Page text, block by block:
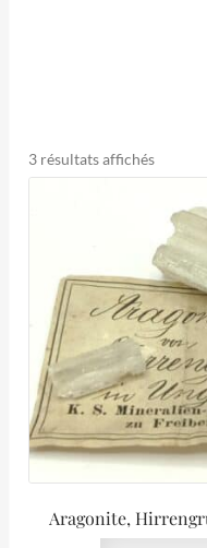
3 résultats affichésTrié
du
plus
récent
au
plus
ancien
Aragonite,